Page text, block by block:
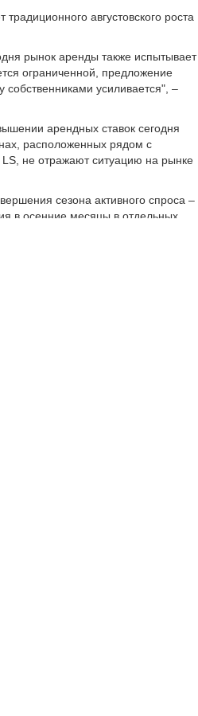
августовского роста
рынок аренды также испытывает
ограниченной, предложение
усиливается", –
арендных ставок сегодня
расположенных рядом с
не отражают ситуацию на рынке
сезона активного спроса –
в осенние месяцы в отдельных